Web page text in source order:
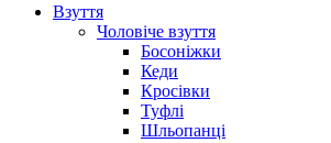
Взуття
Чоловіче взуття
Босоніжки
Кеди
Кросівки
Туфлі
Шльопанці